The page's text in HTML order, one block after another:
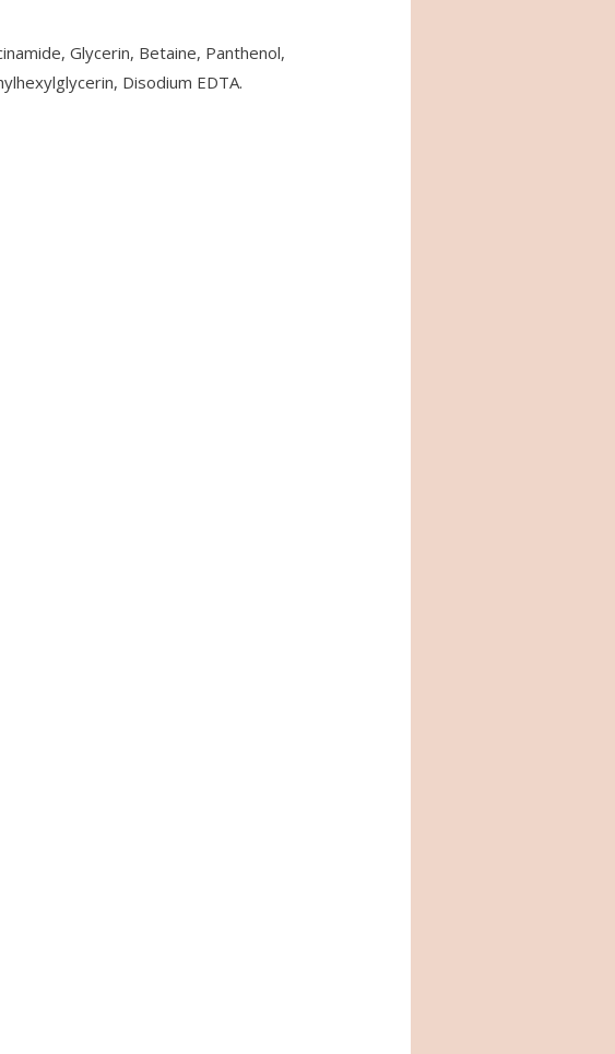
Glycerin, Betaine, Panthenol,
Disodium EDTA.